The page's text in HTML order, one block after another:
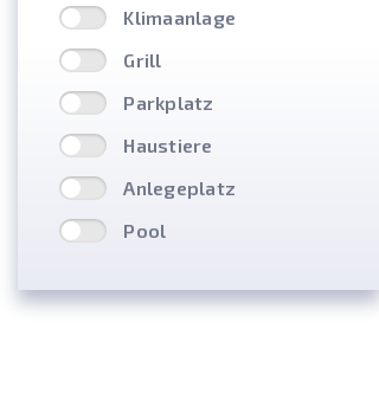
Klimaanlage
Grill
Parkplatz
Haustiere
Anlegeplatz
Pool